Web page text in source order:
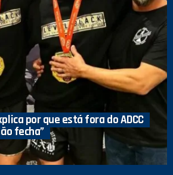
por que está fora do ADCC
fecha”